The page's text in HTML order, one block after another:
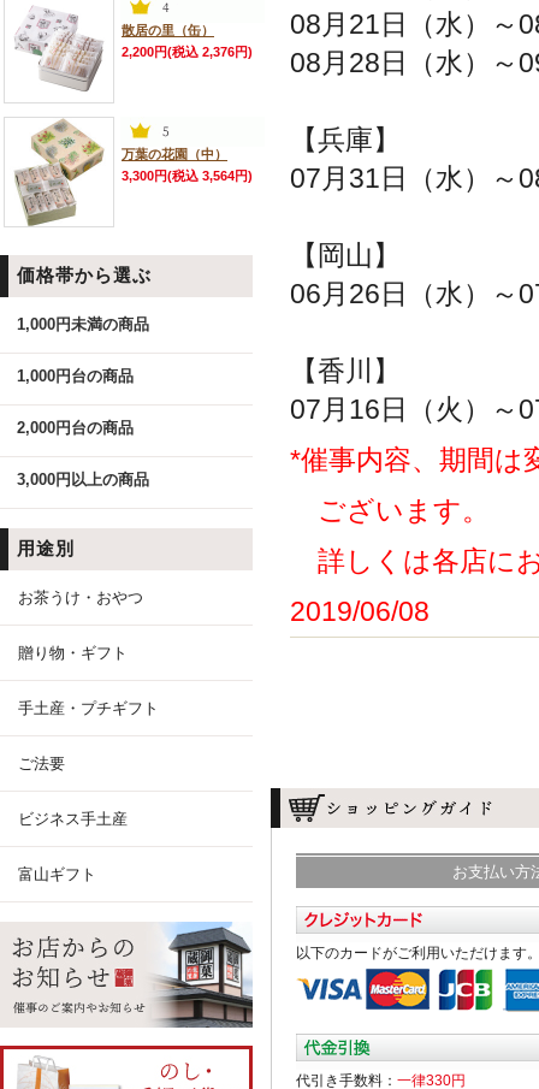
散居の里（缶）
2,200円(税込 2,376円)
万葉の花園（中）
3,300円(税込 3,564円)
価格帯から選ぶ
1,000円未満の商品
1,000円台の商品
2,000円台の商品
3,000円以上の商品
用途別
お茶うけ・おやつ
贈り物・ギフト
手土産・プチギフト
ご法要
ビジネス手土産
富山ギフト
08月21日（水）～
08月28日（水）～
【兵庫】
07月31日（水）～
【岡山】
06月26日（水）～
【香川】
07月16日（火）～
*催事内容、期間は
ございます。
詳しくは各店に
2019/06/08
お支払い方
以下のカードがご利用いただけます
代引き手数料： 一律330円